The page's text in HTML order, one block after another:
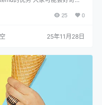
品的购物平台，尤其是在价格
都有，但这个市场又特别便
愿意去碰碰运气。我跟朋友分
台便宜了至少30%。你是不是
的？ 海外版temu还提供了很
商品，很多东西在国内难以找
25 0
25年11月28日